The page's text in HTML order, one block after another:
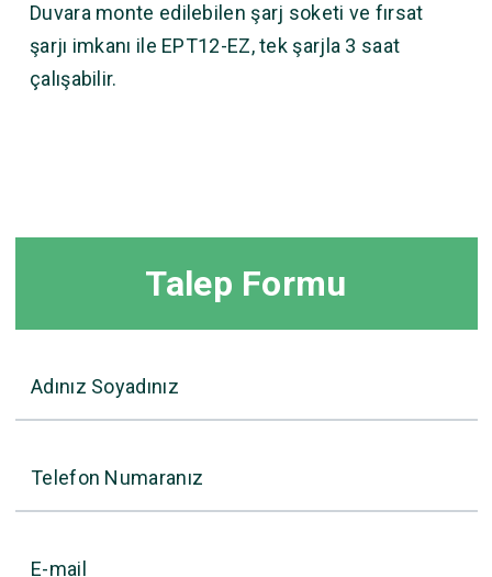
Duvara monte edilebilen şarj soketi ve fırsat
şarjı imkanı ile EPT12-EZ, tek şarjla 3 saat
çalışabilir.
Talep Formu
Adınız Soyadınız
Telefon Numaranız
E-mail